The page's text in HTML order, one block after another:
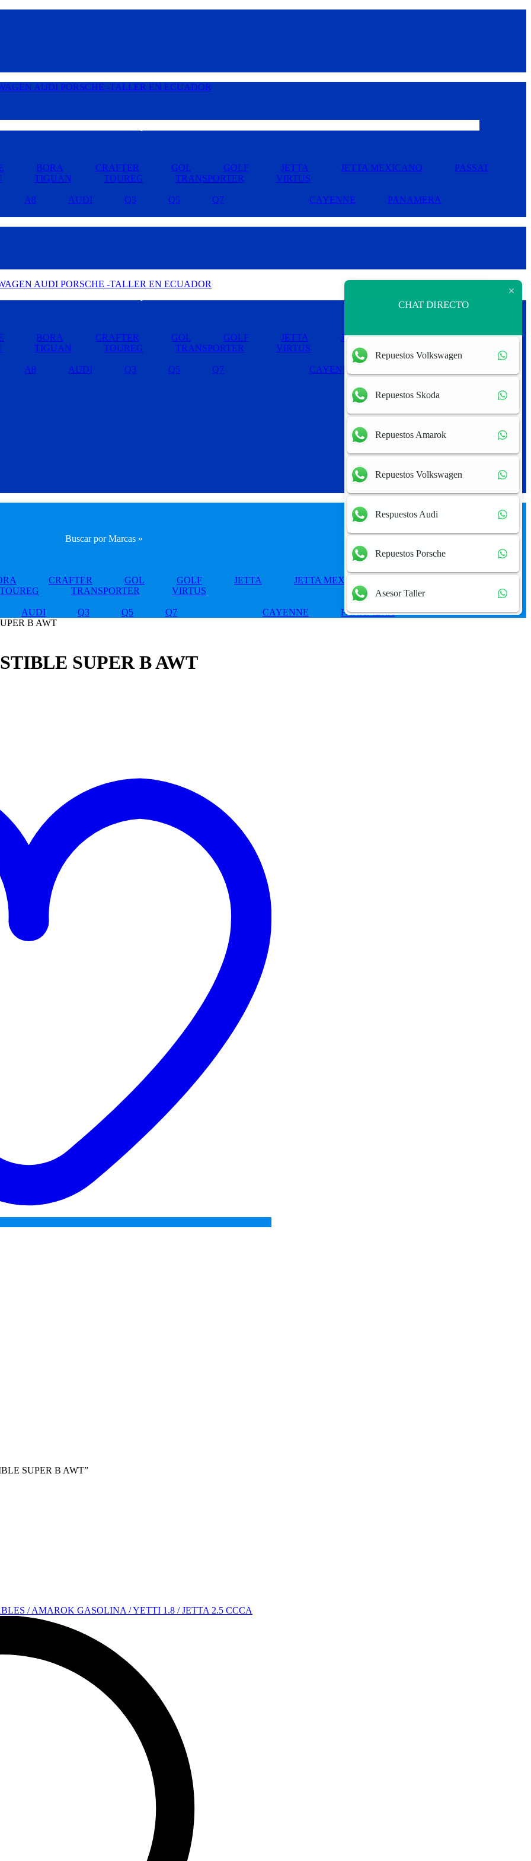
BORA CRAFTER GOL GOLF JETTA JETTA MEXICANO
PASSAT
TIGUAN TOUREG TRANSPORTER VIRTUS
A8 AUDI Q3 Q5 Q7 CAYENNE PANAMERA
BORA CRAFTER GOL GOLF JETTA JETTA MEXICANO
PASSAT
TIGUAN TOUREG TRANSPORTER VIRTUS
A8 AUDI Q3 Q5 Q7 CAYENNE
Buscar por Marcas »
CRAFTER GOL GOLF JETTA JETTA MEXICANO
TOUREG TRANSPORTER VIRTUS
AUDI Q3 Q5 Q7 CAYENNE
PANAMERA
B AWT
SUPER B AWT
SUPER B AWT”
CHAT DIRECTO
Repuestos Volkswagen
Repuestos Skoda
Repuestos Amarok
Repuestos Volkswagen
Respuestos Audi
Repuestos Porsche
Asesor Taller